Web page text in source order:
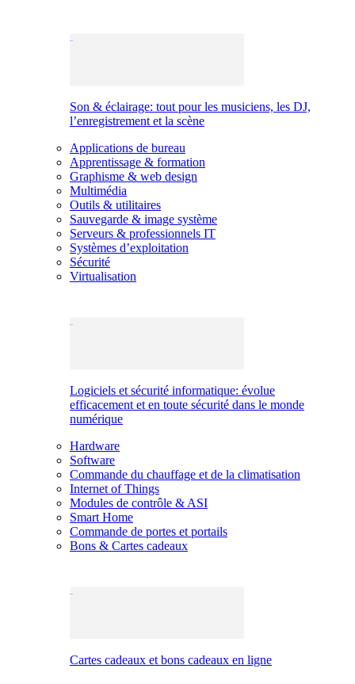
Son & éclairage: tout pour les musiciens, les DJ,
l’enregistrement et la scène
Applications de bureau
Apprentissage & formation
Graphisme & web design
Multimédia
Outils & utilitaires
Sauvegarde & image système
Serveurs & professionnels IT
Systèmes d’exploitation
Sécurité
Virtualisation
Logiciels et sécurité informatique: évolue
efficacement et en toute sécurité dans le monde
numérique
Hardware
Software
Commande du chauffage et de la climatisation
Internet of Things
Modules de contrôle & ASI
Smart Home
Commande de portes et portails
Bons & Cartes cadeaux
Cartes cadeaux et bons cadeaux en ligne